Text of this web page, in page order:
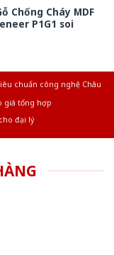
Chống Cháy MDF
P1G1 soi
chuẩn công nghệ Châu
giá tổng hợp
đại lý